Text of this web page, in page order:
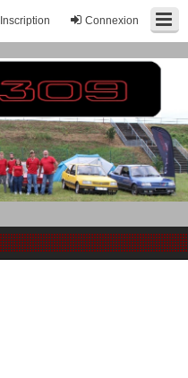
Connexion
Inscription